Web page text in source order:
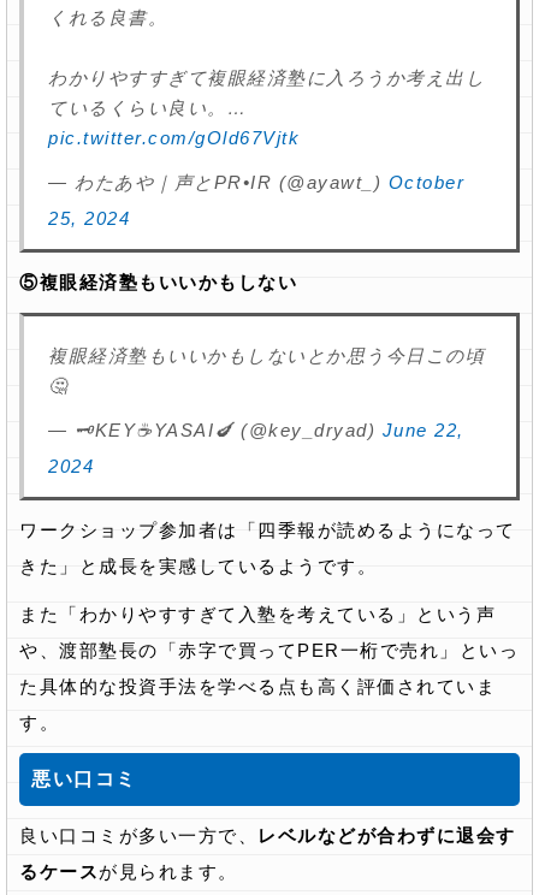
くれる良書。
わかりやすすぎて複眼経済塾に入ろうか考え出し
ているくらい良い。…
pic.twitter.com/gOld67Vjtk
— わたあや｜声とPR•IR (@ayawt_) October
25, 2024
⑤複眼経済塾もいいかもしない
複眼経済塾もいいかもしないとか思う今日この頃
🤔
— 🗝️KEY☕️YASAI🍆 (@key_dryad) June 22,
2024
ワークショップ参加者は「四季報が読めるようになって
きた 」と成長を実感しているようです。
また「わかりやすすぎて入塾を考えている」という声
や、渡部塾長の「赤字で買ってPER一桁で売れ」といっ
た具体的な投資手法を学べる点も高く評価されていま
す。
悪い口コミ
良い口コミが多い一方で、
レベルなどが合わずに退会す
るケースが見られます。